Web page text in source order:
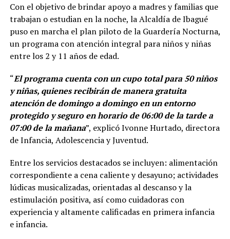
Con el objetivo de brindar apoyo a madres y familias que
trabajan o estudian en la noche, la Alcaldía de Ibagué
puso en marcha el plan piloto de la Guardería Nocturna,
un programa con atención integral para niños y niñas
entre los 2 y 11 años de edad.
“El programa cuenta con un cupo total para 50 niños
y niñas, quienes recibirán de manera gratuita
atención de domingo a domingo en un entorno
protegido y seguro en horario de 06:00 de la tarde a
07:00 de la mañana”, explicó Ivonne Hurtado, directora
de Infancia, Adolescencia y Juventud.
Entre los servicios destacados se incluyen: alimentación
correspondiente a cena caliente y desayuno; actividades
lúdicas musicalizadas, orientadas al descanso y la
estimulación positiva, así como cuidadoras con
experiencia y altamente calificadas en primera infancia
e infancia.